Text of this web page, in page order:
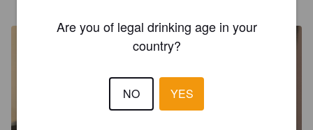
Are you of legal drinking age in your
country?
NO YES